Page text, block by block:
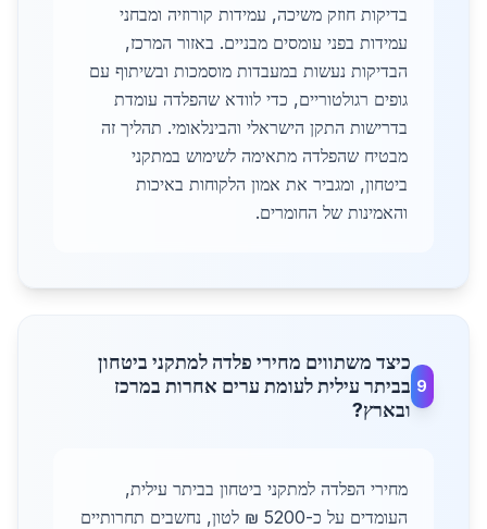
בדיקות חוזק משיכה, עמידות קורוזיה ומבחני
עמידות בפני עומסים מבניים. באזור המרכז,
הבדיקות נעשות במעבדות מוסמכות ובשיתוף עם
גופים רגולטוריים, כדי לוודא שהפלדה עומדת
בדרישות התקן הישראלי והבינלאומי. תהליך זה
מבטיח שהפלדה מתאימה לשימוש במתקני
ביטחון, ומגביר את אמון הלקוחות באיכות
והאמינות של החומרים.
9
כיצד משתווים מחירי פלדה למתקני ביטחון
בביתר עילית לעומת ערים אחרות במרכז
ובארץ?
מחירי הפלדה למתקני ביטחון בביתר עילית,
העומדים על כ-5200 ₪ לטון, נחשבים תחרותיים